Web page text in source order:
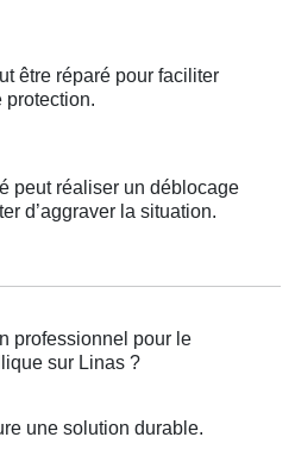
être réparé pour faciliter
protection.
peut réaliser un déblocage
d’aggraver la situation.
professionnel pour le
sur Linas ?
une solution durable.